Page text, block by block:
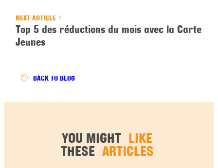
NEXT ARTICLE
Top 5 des réductions du mois avec la Carte
Jeunes
BACK TO BLOG
YOU MIGHT LIKE
THESE ARTICLES